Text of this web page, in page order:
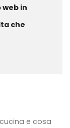
web in
che
e cosa